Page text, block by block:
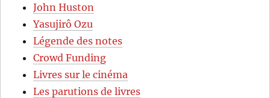
John Huston
Yasujirô Ozu
Légende des notes
Crowd Funding
Livres sur le cinéma
Les parutions de livres